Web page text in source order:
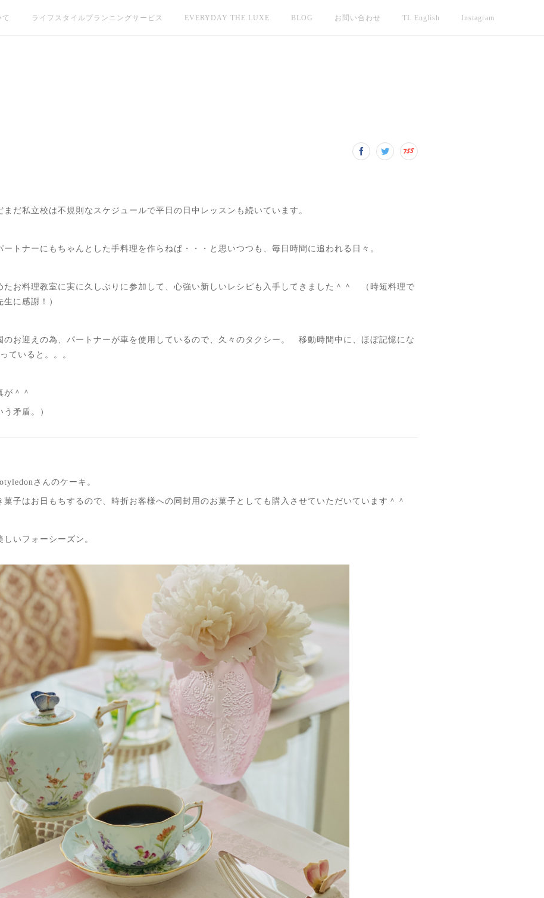
ライフスタイルプランニングサービス EVERYDAY THE LUXE BLOG お問い合わせ TL English Instagram
だ私立校は不規則なスケジュールで平日の日中レッスンも続いています。
トナーにもちゃんとした手料理を作らねば・・・と思いつつも、毎日時間に追われる日々。
たお料理教室に実に久しぶりに参加して、心強い新しいレシピも入手してきました＾＾ （時短料理で
に感謝！）
のお迎えの為、パートナーが車を使用しているので、久々のタクシー。 移動時間中に、ほぼ記憶にな
ていると。。。
が＾＾
矛盾。）
さんのケーキ。
子はお日もちするので、時折お客様への同封用のお菓子としても購入させていただいています＾＾
いフォーシーズン。